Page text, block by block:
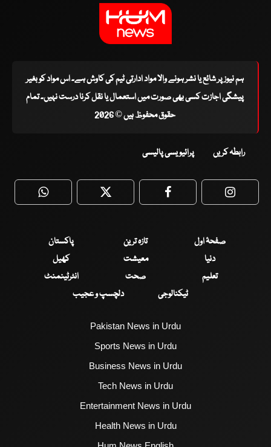
ہم نیوز پر شائع یا نشر ہونے والا مواد ادارتی ٹیم کی کاوش ہے۔ اس مواد کو بغیر
پیشگی اجازت کسی بھی صورت میں استعمال یا نقل کرنا درست نہیں۔ تمام
حقوق محفوظ ہیں © 2026
رابطہ کریں پرائیویسی پالیسی
WhatsApp Twitter Facebook
صفحۂ اول تازہ ترین
پاکستان
دنیا
معیشت
کھیل
تعلیم
صحت
انٹرٹینمنٹ
ٹیکنالوجی
دلچسپ و عجیب
Pakistan News in Urdu
Sports News in Urdu
Business News in Urdu
Tech News in Urdu
Entertainment News in Urdu
Health News in Urdu